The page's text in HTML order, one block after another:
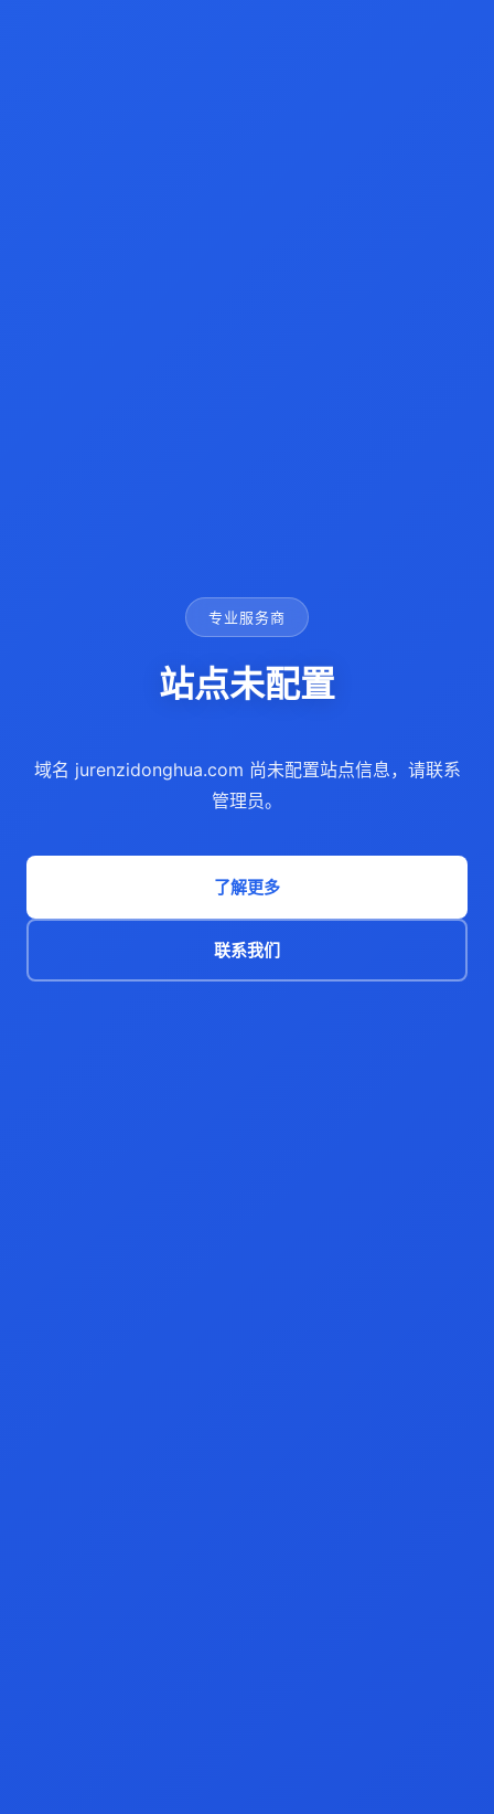
专业服务商
站点未配置
域名 jurenzidonghua.com 尚未配置站点信息，请联系
管理员。
了解更多
联系我们